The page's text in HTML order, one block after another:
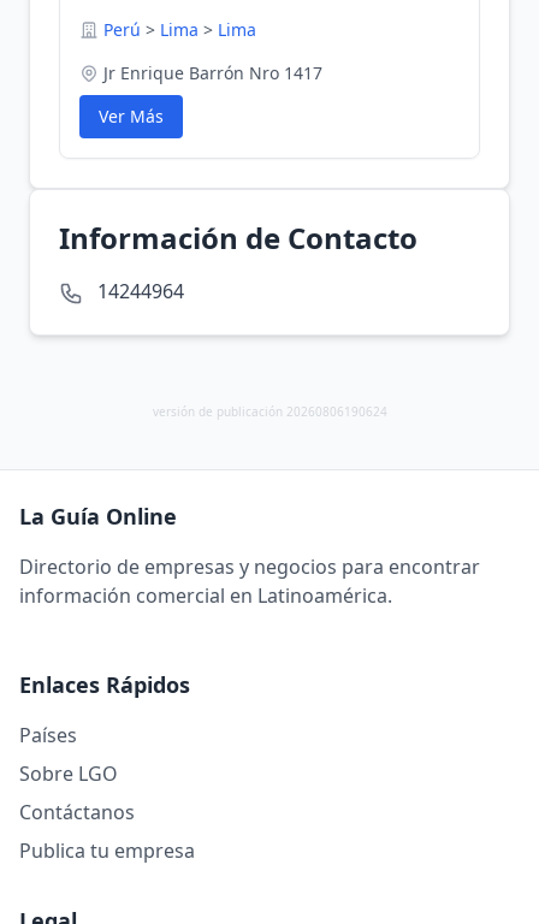
Perú > Lima > Lima
Jr Enrique Barrón Nro 1417
Ver Más
Información de Contacto
14244964
versión de publicación 20260806190624
La Guía Online
Directorio de empresas y negocios para encontrar
información comercial en Latinoamérica.
Enlaces Rápidos
Países
Sobre LGO
Contáctanos
Publica tu empresa